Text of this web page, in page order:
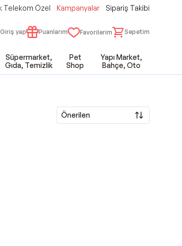
Telekom Özel Kampanyalar Sipariş Takibi
Giriş yap Puanlarım Favorilerim Sepetim
Süpermarket,
Gıda, Temizlik
Pet
Shop
Yapı Market,
Bahçe, Oto
Önerilen